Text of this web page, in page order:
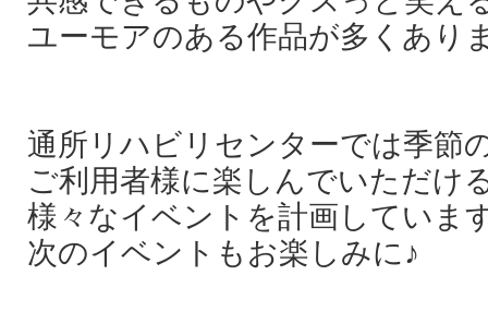
ユーモアのある作品が多くあり
通所リハビリセンターでは季節
ご利用者様に楽しんでいただけ
様々なイベントを計画していま
次のイベントもお楽しみに♪